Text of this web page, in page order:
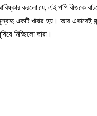
করলো যে, এই পপি বীজকে
একটি খাবার হয়। আর এভাবেই
নিচ্ছিলো তারা।